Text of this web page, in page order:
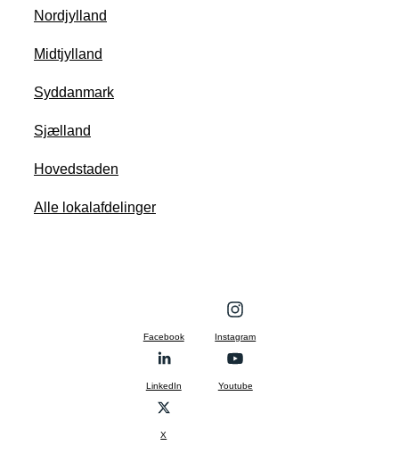
Nordjylland
Midtjylland
Syddanmark
Sjælland
Hovedstaden
Alle lokalafdelinger
Facebook Instagram
LinkedIn Youtube
X